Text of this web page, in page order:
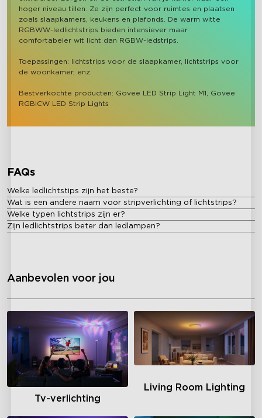
hoger niveau tillen. Ze zijn perfect voor ruimtes en plaatsen
zoals slaapkamers, keukens en plafonds. De warm witte
RGBWW-ledlichtstrips bieden intensiever maar
comfortabeler wit licht dan RGBW-ledstrips.
Toepassingen: lichtstrips voor de slaapkamer, lichtstrips voor
de woonkamer, enz.
Bestverkochte producten: Govee LED Strip Light M1, Govee
RGBICW LED Strip Lights
FAQs
Welke ledlichtstips zijn het beste?
Wat is een andere naam voor stripverlichting of lichtstrips?
Welke typen lichtstrips zijn er?
Zijn ledlichtstrips beter dan ledlampen?
Aanbevolen voor jou
Tv-verlichting
Living Room Lighting